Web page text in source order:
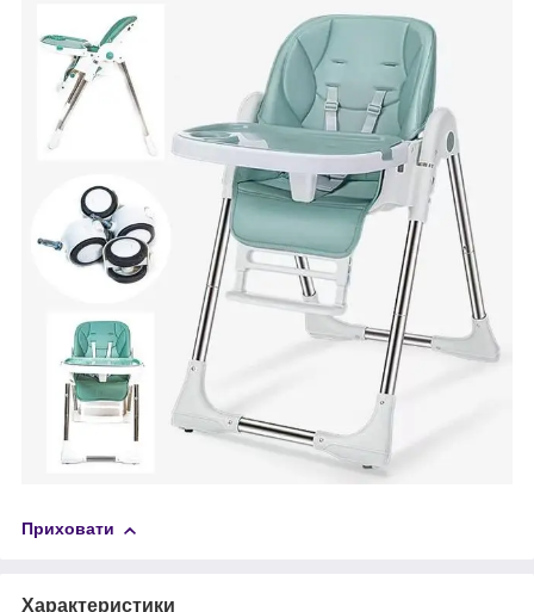
Приховати
Характеристики